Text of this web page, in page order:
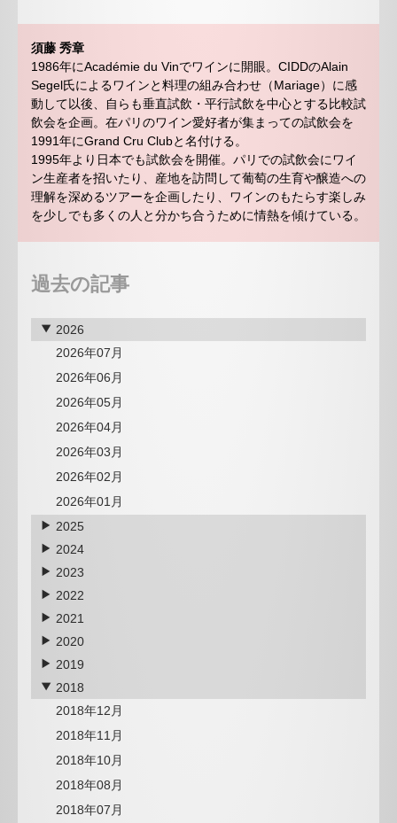
須藤 秀章
1986年にAcadémie du Vinでワインに開眼。CIDDのAlain
Segel氏によるワインと料理の組み合わせ（Mariage）に感
動して以後、自らも垂直試飲・平行試飲を中心とする比較試
飲会を企画。在パリのワイン愛好者が集まっての試飲会を
1991年にGrand Cru Clubと名付ける。
1995年より日本でも試飲会を開催。パリでの試飲会にワイ
ン生産者を招いたり、産地を訪問して葡萄の生育や醸造への
理解を深めるツアーを企画したり、ワインのもたらす楽しみ
を少しでも多くの人と分かち合うために情熱を傾けている。
過去の記事
2026
2026年07月
2026年06月
2026年05月
2026年04月
2026年03月
2026年02月
2026年01月
2025
2024
2023
2022
2021
2020
2019
2018
2018年12月
2018年11月
2018年10月
2018年08月
2018年07月